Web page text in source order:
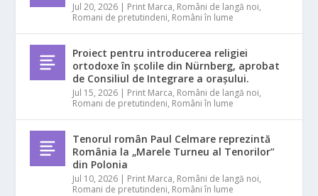
Jul 20, 2026 | Print Marca, Români de langă noi,
Romani de pretutindeni, Români în lume
Proiect pentru introducerea religiei
ortodoxe în școlile din Nürnberg, aprobat
de Consiliul de Integrare a orașului.
Jul 15, 2026 | Print Marca, Români de langă noi,
Romani de pretutindeni, Români în lume
Tenorul român Paul Celmare reprezintă
România la „Marele Turneu al Tenorilor”
din Polonia
Jul 10, 2026 | Print Marca, Români de langă noi,
Romani de pretutindeni, Români în lume